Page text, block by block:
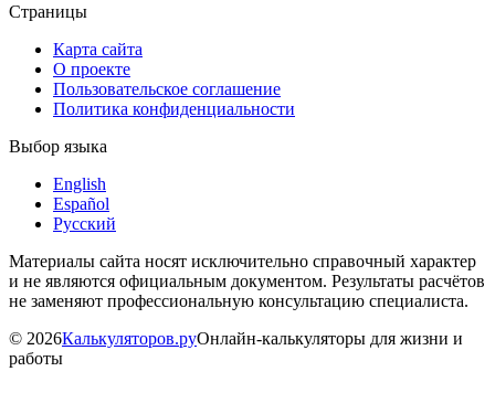
Страницы
Карта сайта
О проекте
Пользовательское соглашение
Политика конфиденциальности
Выбор языка
English
Español
Русский
Материалы сайта носят исключительно справочный характер
и не являются официальным документом. Результаты расчётов
не заменяют профессиональную консультацию специалиста.
© 2026Калькуляторов.руОнлайн-калькуляторы для жизни и
работы